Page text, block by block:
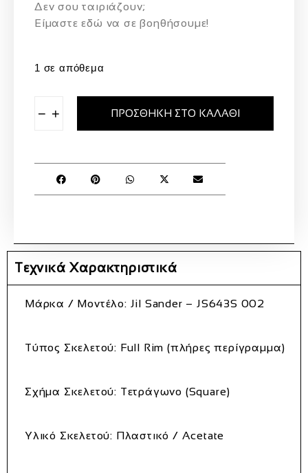
Δεν σου ταιριάζουν;
Eίμαστε εδώ να σε βοηθήσουμε!
1 σε απόθεμα
− + ΠΡΟΣΘΉΚΗ ΣΤΟ ΚΑΛΆΘΙ
Τεχνικά Χαρακτηριστικά
Μάρκα / Μοντέλο: Jil Sander – JS643S 002
Τύπος Σκελετού: Full Rim (πλήρες περίγραμμα)
Σχήμα Σκελετού: Τετράγωνο (Square)
Υλικό Σκελετού: Πλαστικό / Acetate